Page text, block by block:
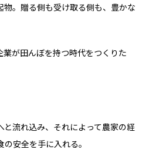
物。贈る側も受け取る側も、豊かな
が田んぼを持つ時代をつくりた
流れ込み、それによって農家の経
安全を手に入れる。